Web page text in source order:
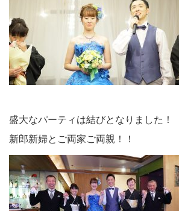
盛大なパーティは結びとなりました！
新郎新婦とご両家ご両親！！